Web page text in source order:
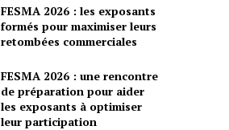
FESMA 2026 : les exposants
formés pour maximiser leurs
retombées commerciales
FESMA 2026 : une rencontre
de préparation pour aider
les exposants à optimiser
leur participation